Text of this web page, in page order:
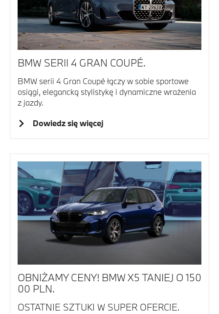
BMW SERII 4 GRAN COUPÉ.
BMW serii 4 Gran Coupé łączy w sobie sportowe
osiągi, elegancką stylistykę i dynamiczne wrażenia
z jazdy.
Dowiedz się więcej
OBNIŻAMY CENY! BMW X5 TANIEJ O 150
00 PLN.
OSTATNIE SZTUKI W SUPER OFERCIE.